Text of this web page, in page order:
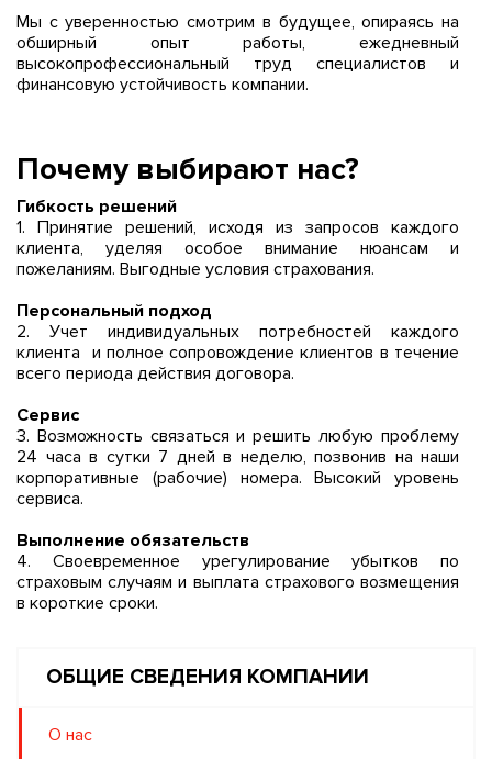
Мы с уверенностью смотрим в будущее, опираясь на
обширный опыт работы, ежедневный
высокопрофессиональный труд специалистов и
финансовую устойчивость компании.
Почему выбирают нас?
Гибкость решений
1. Принятие решений, исходя из запросов каждого
клиента, уделяя особое внимание нюансам и
пожеланиям. Выгодные условия страхования.
Персональный подход
2. Учет индивидуальных потребностей каждого
клиента и полное сопровождение клиентов в течение
всего периода действия договора.
Сервис
3. Возможность связаться и решить любую проблему
24 часа в сутки 7 дней в неделю, позвонив на наши
корпоративные (рабочие) номера. Высокий уровень
сервиса.
Выполнение обязательств
4. Своевременное урегулирование убытков по
страховым случаям и выплата страхового возмещения
в короткие сроки.
ОБЩИЕ СВЕДЕНИЯ КОМПАНИИ
О нас